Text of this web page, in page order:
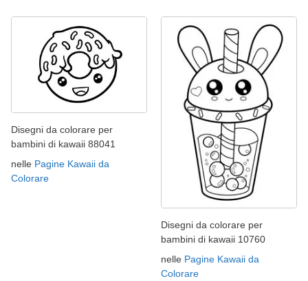
Disegni da colorare per
bambini di kawaii 88041
nelle Pagine Kawaii da
Colorare
Disegni da colorare per
bambini di kawaii 10760
nelle Pagine Kawaii da
Colorare